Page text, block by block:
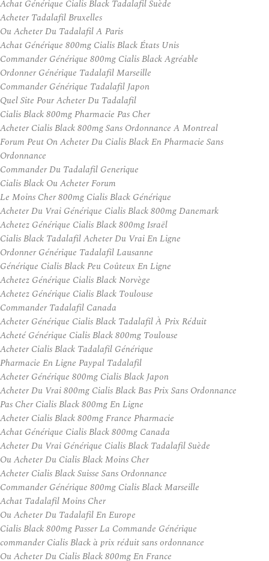
Achat Générique Cialis Black Tadalafil Suède
Acheter Tadalafil Bruxelles
Ou Acheter Du Tadalafil A Paris
Achat Générique 800mg Cialis Black États Unis
Commander Générique 800mg Cialis Black Agréable
Ordonner Générique Tadalafil Marseille
Commander Générique Tadalafil Japon
Quel Site Pour Acheter Du Tadalafil
Cialis Black 800mg Pharmacie Pas Cher
Acheter Cialis Black 800mg Sans Ordonnance A Montreal
Forum Peut On Acheter Du Cialis Black En Pharmacie Sans
Ordonnance
Commander Du Tadalafil Generique
Cialis Black Ou Acheter Forum
Le Moins Cher 800mg Cialis Black Générique
Acheter Du Vrai Générique Cialis Black 800mg Danemark
Achetez Générique Cialis Black 800mg Israël
Cialis Black Tadalafil Acheter Du Vrai En Ligne
Ordonner Générique Tadalafil Lausanne
Générique Cialis Black Peu Coûteux En Ligne
Achetez Générique Cialis Black Norvège
Achetez Générique Cialis Black Toulouse
Commander Tadalafil Canada
Acheter Générique Cialis Black Tadalafil À Prix Réduit
Acheté Générique Cialis Black 800mg Toulouse
Acheter Cialis Black Tadalafil Générique
Pharmacie En Ligne Paypal Tadalafil
Acheter Générique 800mg Cialis Black Japon
Acheter Du Vrai 800mg Cialis Black Bas Prix Sans Ordonnance
Pas Cher Cialis Black 800mg En Ligne
Acheter Cialis Black 800mg France Pharmacie
Achat Générique Cialis Black 800mg Canada
Acheter Du Vrai Générique Cialis Black Tadalafil Suède
Ou Acheter Du Cialis Black Moins Cher
Acheter Cialis Black Suisse Sans Ordonnance
Commander Générique 800mg Cialis Black Marseille
Achat Tadalafil Moins Cher
Ou Acheter Du Tadalafil En Europe
Cialis Black 800mg Passer La Commande Générique
commander Cialis Black à prix réduit sans ordonnance
Ou Acheter Du Cialis Black 800mg En France